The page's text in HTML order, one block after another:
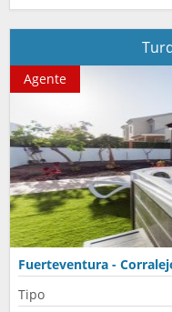
Agente
Fuerteventura -
Corralejo, España
Tipo